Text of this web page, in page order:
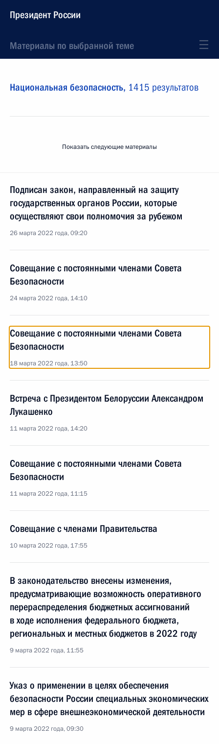
Президент России
Материалы по выбранной теме
Национальная безопасность, 1415 результатов
Показать следующие материалы
Подписан закон, направленный на защиту
государственных органов России, которые
осуществляют свои полномочия за рубежом
26 марта 2022 года, 09:20
Совещание с постоянными членами Совета
Безопасности
24 марта 2022 года, 14:10
Совещание с постоянными членами Совета
Безопасности
18 марта 2022 года, 13:50
Встреча с Президентом Белоруссии Александром
Лукашенко
11 марта 2022 года, 14:20
Совещание с постоянными членами Совета
Безопасности
11 марта 2022 года, 11:15
Совещание с членами Правительства
10 марта 2022 года, 17:55
В законодательство внесены изменения,
предусматривающие возможность оперативного
перераспределения бюджетных ассигнований
в ходе исполнения федерального бюджета,
региональных и местных бюджетов в 2022 году
9 марта 2022 года, 11:55
Указ о применении в целях обеспечения
безопасности России специальных экономических
мер в сфере внешнеэкономической деятельности
9 марта 2022 года, 09:30